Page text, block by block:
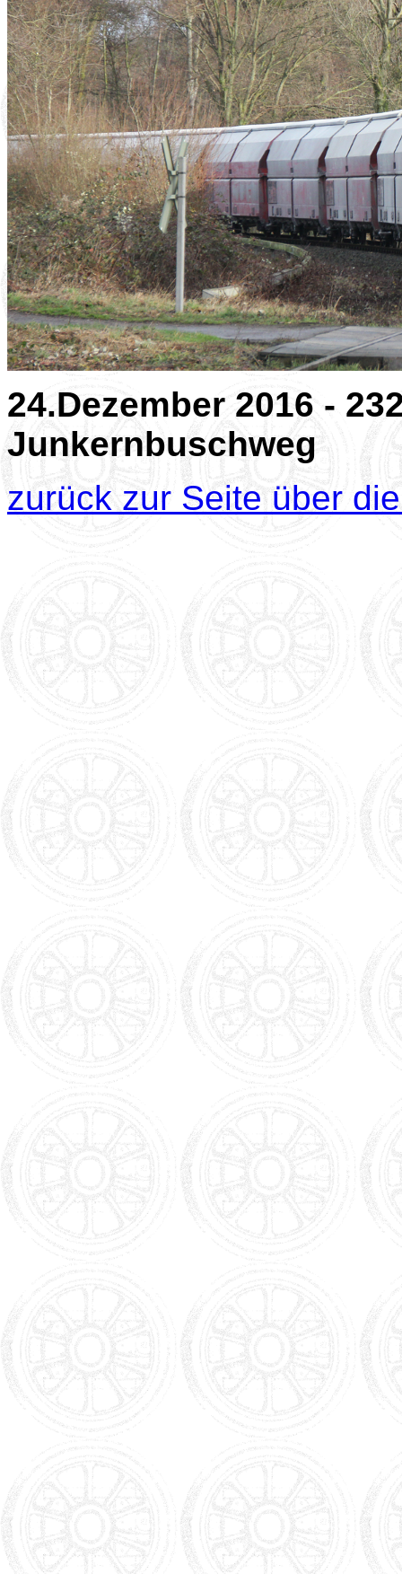
24.Dezember 2016 -
Junkernbuschweg
zurück zur Seite über